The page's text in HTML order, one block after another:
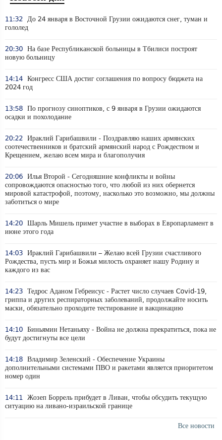
11:32
До 24 января в Восточной Грузии ожидаются снег, туман и
гололед
20:30 На базе Республиканской больницы в Тбилиси построят
новую больницу
14:14 Конгресс США достиг соглашения по вопросу бюджета на
2024 год
13:58 По прогнозу синоптиков, с 9 января в Грузии ожидаются
осадки и похолодание
20:22
Ираклий Гарибашвили - Поздравляю наших армянских
соотечественников и братский армянский народ с Рождеством и
Крещением, желаю всем мира и благополучия
20:06 Илья Второй - Сегодняшние конфликты и войны
сопровождаются опасностью того, что любой из них обернется
мировой катастрофой, поэтому, насколько это возможно, мы должны
заботиться о мире
14:20 Шарль Мишель примет участие в выборах в Европарламент в
июне этого года
14:03 Ираклий Гарибашвили – Желаю всей Грузии счастливого
Рождества, пусть мир и Божья милость охраняет нашу Родину и
каждого из вас
14:23 Тедрос Аданом Гебреисус - Растет число случаев Covid-19,
гриппа и других респираторных заболеваний, продолжайте носить
маски, обязательно проходите тестирование и вакцинацию
14:10 Биньямин Нетаньяху - Война не должна прекратиться, пока не
будут достигнуты все цели
14:18 Владимир Зеленский - Обеспечение Украины
дополнительными системами ПВО и ракетами является приоритетом
номер один
14:11
Жозеп Боррель прибудет в Ливан, чтобы обсудить текущую
ситуацию на ливано-израильской границе
Все новости